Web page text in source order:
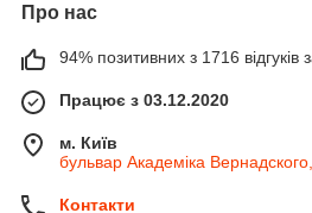
Про нас
94% позитивних з 1716 відгуків
Працює з 03.12.2020
м. Київ
бульвар Академіка
Контакти